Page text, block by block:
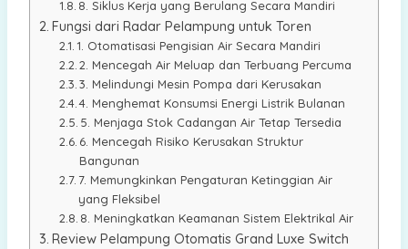
8. Siklus Kerja yang Berulang Secara Mandiri
Fungsi dari Radar Pelampung untuk Toren
1. Otomatisasi Pengisian Air Secara Mandiri
2. Mencegah Air Meluap dan Terbuang Percuma
3. Melindungi Mesin Pompa dari Kerusakan
4. Menghemat Konsumsi Energi Listrik Bulanan
5. Menjaga Stok Cadangan Air Tetap Tersedia
6. Mencegah Risiko Kerusakan Struktur
Bangunan
7. Memungkinkan Pengaturan Ketinggian Air
yang Fleksibel
8. Meningkatkan Keamanan Sistem Elektrikal Air
Review Pelampung Otomatis Grand Luxe Switch